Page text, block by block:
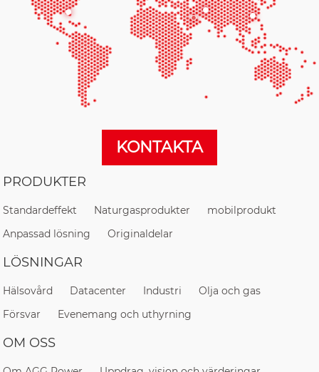
KONTAKTA
PRODUKTER
Standardeffekt Naturgasprodukter
mobilprodukt
Anpassad lösning
Originaldelar
LÖSNINGAR
Hälsovård Datacenter Industri
Olja och gas
Försvar
Evenemang och uthyrning
OM OSS